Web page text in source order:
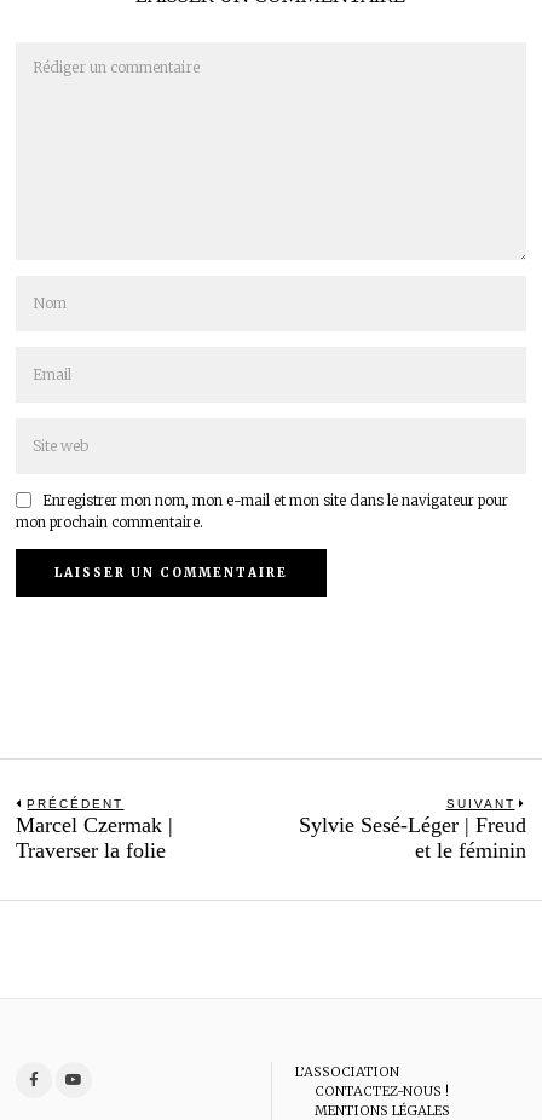
Enregistrer mon nom, mon e-mail et mon site dans le navigateur pour
mon prochain commentaire.
Navigation
de
l’article
PRÉCÉDENT
Previous
post:
Marcel Czermak |
Traverser la folie
SUIVANT
Sylvie Sesé-Léger | Freud
et le féminin
L’ASSOCIATION
CONTACTEZ-NOUS !
MENTIONS LÉGALES